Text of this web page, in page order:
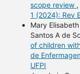
scope review ,
1 (2024): Rev
Mary
Santos A de
of children
de
UFPI